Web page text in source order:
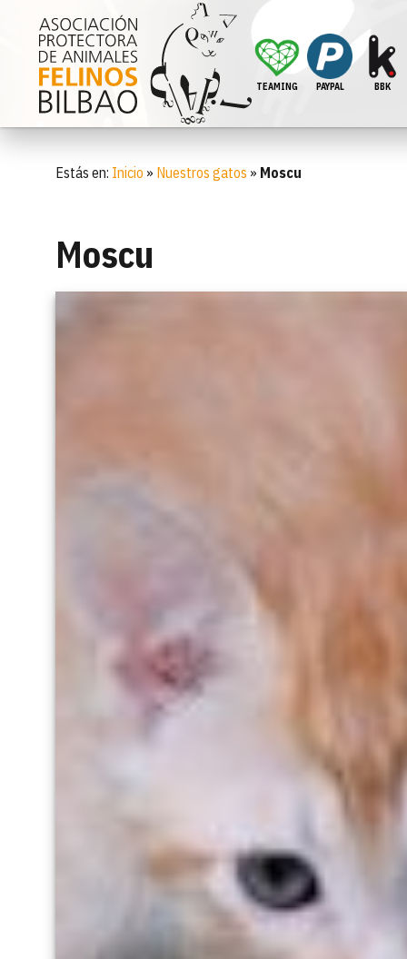
TEAMING PAYPAL BBK
Estás en: Inicio » Nuestros gatos » Moscu
Moscu